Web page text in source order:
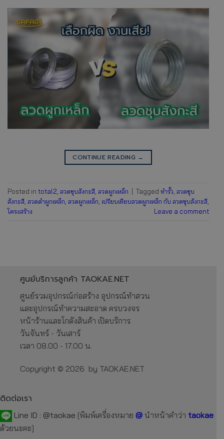
CONTINUE READING →
Posted in total2, ลวดชุบสังกะสี, ลวดผูกเหล็ก Tagged ทำรั้ว, ลวดชุบ
สังกะสี, ลวดดำผูกเหล็ก, ลวดผูกเหล็ก, เปรียบเทียบลวดผูกเหล็ก กับ ลวดชุบสังกะสี,
โครงสร้าง
Leave a comment
ศูนย์บริการลูกค้า TAOKAE.NET
ศูนย์รวมอุปกรณ์ก่อสร้าง อุปกรณ์ทำสวน
และอุปกรณ์ทำความสะอาด ครบวงจร
หน้าร้านและโกดังสินค้า เปิดบริการ
วันจันทร์ - วันเสาร์
เวลา 08.00 - 17.00 น.
Copyright © 2026 by TAOKAE.NET
ติดต่อเรา
Line ID : @taokae [พิมพ์เครื่องหมาย @ นำหน้าคำว่า taokae
ด้วยนะคะ]